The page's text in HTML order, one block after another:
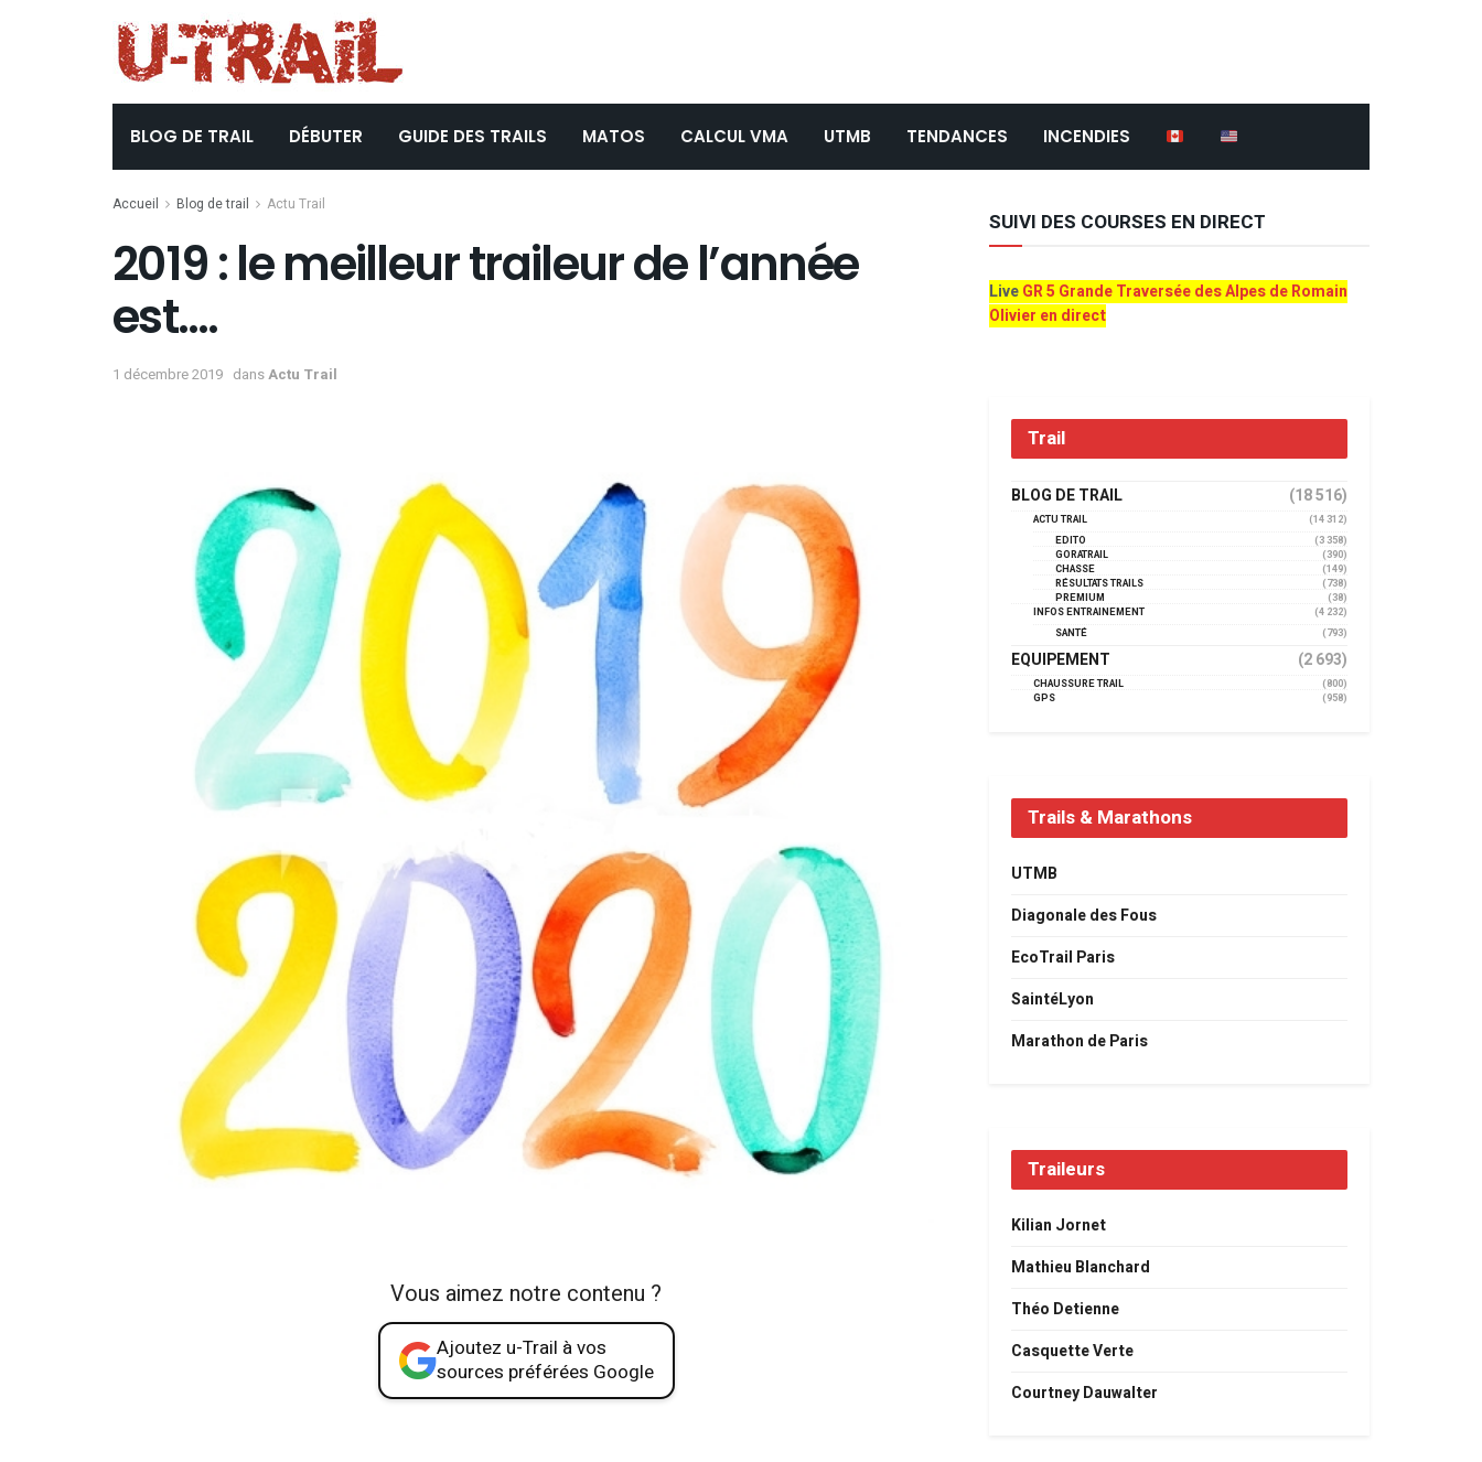
BLOG DE TRAIL DÉBUTER GUIDE DES TRAILS MATOS CALCUL VMA UTMB TENDANCES INCENDIES
Accueil Blog de trail Actu Trail
2019 : le meilleur traileur de l’année
est….
1 décembre 2019 dansActu Trail
Vous aimez notre contenu ?
Ajoutez u-Trail à vos
sources préférées Google
SUIVI DES COURSES EN DIRECT
LiveGR 5 Grande Traversée des Alpes de Romain
Olivier en direct
Trail
BLOG DE TRAIL (18 516)
ACTU TRAIL
(14 312)
EDITO
(3 358)
GORATRAIL
(390)
CHASSE
(149)
RÉSULTATS TRAILS
(738)
PREMIUM
(38)
INFOS ENTRAINEMENT
(4 232)
SANTÉ
(793)
EQUIPEMENT (2 693)
CHAUSSURE TRAIL
(800)
GPS
(958)
Trails & Marathons
UTMB
Diagonale des Fous
EcoTrail Paris
SaintéLyon
Marathon de Paris
Traileurs
Kilian Jornet
Mathieu Blanchard
Théo Detienne
Casquette Verte
Courtney Dauwalter